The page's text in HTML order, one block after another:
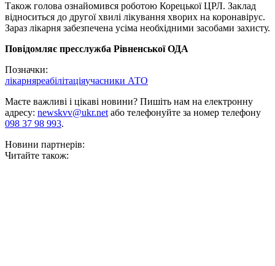
Також голова ознайомився роботою Корецької ЦРЛ. Заклад
відноситься до другої хвилі лікування хворих на коронавірус.
Зараз лікарня забезпечена усіма необхідними засобами захисту.
Повідомляє пресслужба Рівненської ОДА
Позначки:
лікарняреабілітаціяучасники АТО
Маєте важливі і цікаві новини? Пишіть нам на електронну
адресу: newskvv@ukr.netабо телефонуйте за номер телефону
098 37 98 993.
Новини партнерів:
Читайте також: